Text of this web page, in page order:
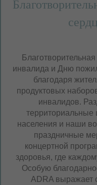
инвалида и Дню
благодаря
продуктовых
инвалидов.
территориальные
населения и наши
праздничные
концертной
здоровья, где
Особую
ADRA выражает